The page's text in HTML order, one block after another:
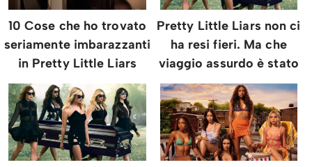
10 Cose che ho trovato
seriamente imbarazzanti
in Pretty Little Liars
Pretty Little Liars non ci
ha resi fieri. Ma che
viaggio assurdo è stato